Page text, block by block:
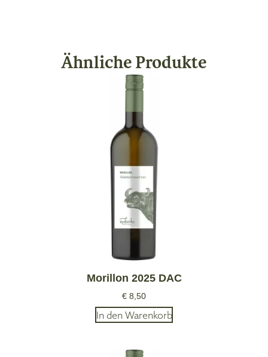
Ähnliche Produkte
Morillon 2025 DAC
€ 8,50
In den Warenkorb